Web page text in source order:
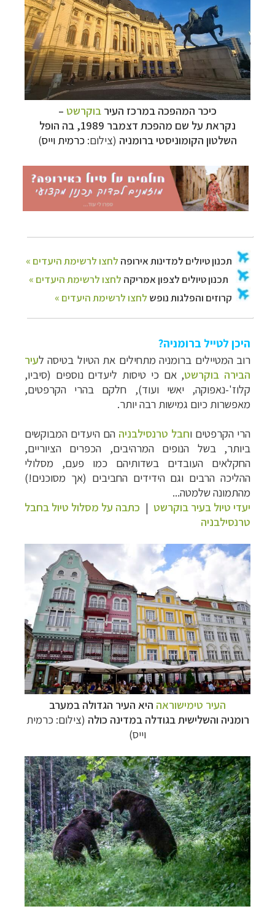
כיכר המהפכה במרכז העיר בוקרשט –
נקראת על שם מהפכת דצמבר 1989, בה הופל
השלטון הקומוניסטי ברומניה (צילום: כרמית וייס)
היכן לטייל ברומניה?
רוב המטיילים ברומניה מתחילים את הטיול בטיסה לעיר
הבירה בוקרשט, אם כי טיסות ליעדים נוספים (סיביו,
קלוז'-נאפוקה, יאשי ועוד), חלקם בהרי הקרפטים,
מאפשרות כיום גמישות רבה יותר.
הרי הקרפטים וחבל טרנסילבניה הם היעדים המבוקשים
ביותר, בשל הנופים המרהיבים, הכפרים הציוריים,
החקלאים העובדים בשדותיהם כמו פעם, מסלולי
ההליכה הרבים וגם הידידים החביבים (אך מסוכנים!)
מהתמונה שלמטה...
יעדי טיול בעיר בוקרשט | כתבה על מסלול טיול בחבל
טרנסילבניה
העיר טימישוראה היא העיר הגדולה במערב
רומניה והשלישית בגודלה במדינה כולה (צילום: כרמית
וייס)